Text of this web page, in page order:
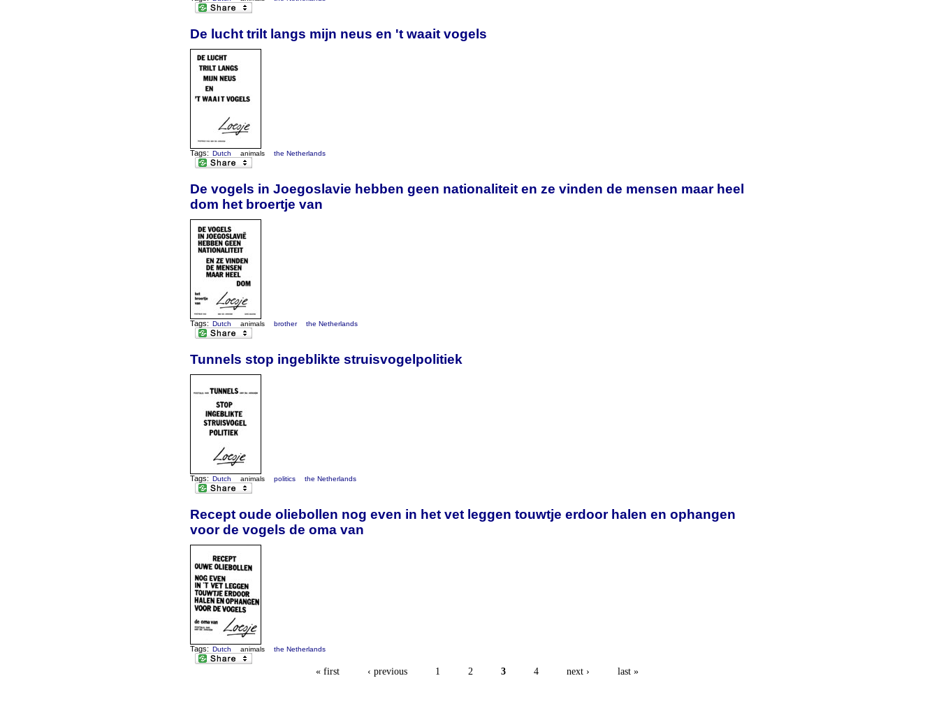
De lucht trilt langs mijn neus en 't waait vogels
Tags: Dutch animals the Netherlands
De vogels in Joegoslavie hebben geen nationaliteit en ze vinden de mensen maar heel
dom het broertje van
Tags: Dutch animals brother the Netherlands
Tunnels stop ingeblikte struisvogelpolitiek
Tags: Dutch animals politics the Netherlands
Recept oude oliebollen nog even in het vet leggen touwtje erdoor halen en ophangen
voor de vogels de oma van
Tags: Dutch animals the Netherlands
« first ‹ previous 1 2 3 4 next › last »